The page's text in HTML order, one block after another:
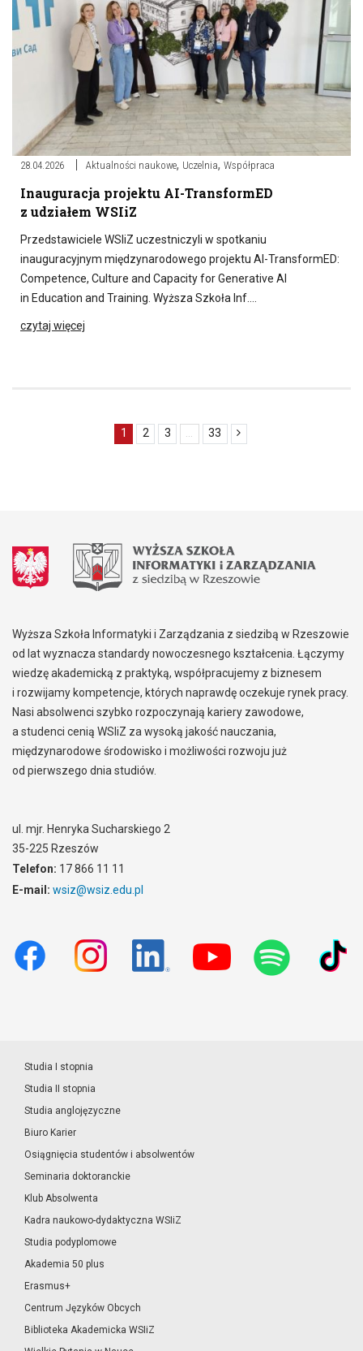
28.04.2026 Aktualności naukowe, Uczelnia, Współpraca
Inauguracja projektu AI-TransformED
z udziałem WSIiZ
Przedstawiciele WSIiZ uczestniczyli w spotkaniu
inauguracyjnym międzynarodowego projektu AI-TransformED:
Competence, Culture and Capacity for Generative AI
in Education and Training. Wyższa Szkoła Inf….
czytaj więcej
1 2 3 ... 33
Wyższa Szkoła Informatyki i Zarządzania z siedzibą w Rzeszowie
od lat wyznacza standardy nowoczesnego kształcenia. Łączymy
wiedzę akademicką z praktyką, współpracujemy z biznesem
i rozwijamy kompetencje, których naprawdę oczekuje rynek pracy.
Nasi absolwenci szybko rozpoczynają kariery zawodowe,
a studenci cenią WSIiZ za wysoką jakość nauczania,
międzynarodowe środowisko i możliwości rozwoju już
od pierwszego dnia studiów.
ul. mjr. Henryka Sucharskiego 2
35-225 Rzeszów
Telefon: 17 866 11 11
E-mail: wsiz@wsiz.edu.pl
Studia I stopnia
Studia II stopnia
Studia anglojęzyczne
Biuro Karier
Osiągnięcia studentów i absolwentów
Seminaria doktoranckie
Klub Absolwenta
Kadra naukowo-dydaktyczna WSIiZ
Studia podyplomowe
Akademia 50 plus
Erasmus+
Centrum Języków Obcych
Biblioteka Akademicka WSIiZ